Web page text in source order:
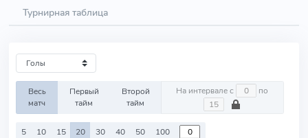
Турнирная таблица
Весь
матч
Первый
тайм
Второй
тайм
На интервале с по
5 10 15 20 30 40 50 100